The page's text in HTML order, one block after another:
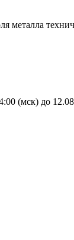
металла
(мск) до